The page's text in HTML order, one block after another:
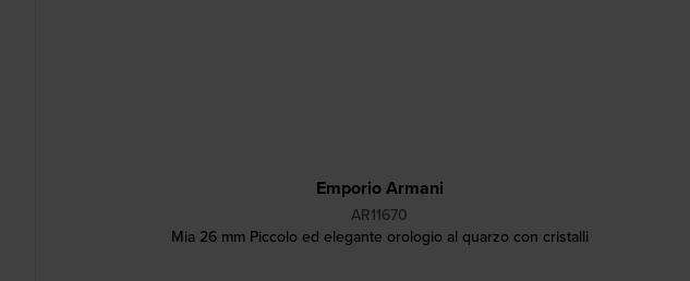
Emporio Armani
AR11670
Mia 26 mm Piccolo ed elegante orologio al quarzo con cristalli